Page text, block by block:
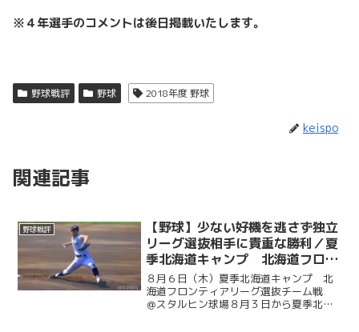
※４年選手のコメントは後日掲載いたします。
野球戦評 野球 2018年度 野球
keispo
関連記事
野球戦評
【野球】少ない好機を逃さず独立
リーグ選抜相手に貴重な勝利／夏
季北海道キャンプ 北海道フロン
ティアリーグ選抜チーム戦 ＠ス
タルヒン球場
８月６日（木）夏季北海道キャンプ 北
海道フロンティアリーグ選抜チーム戦
＠スタルヒン球場８月３日から夏季北海